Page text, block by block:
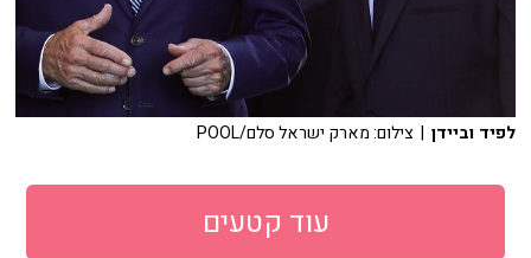
לפיד וביידן | צילום: מארק ישראל סלם/POOL
עוד קטעים